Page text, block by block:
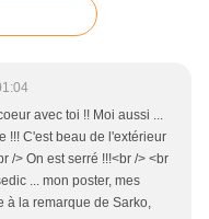
avec toi !! Moi aussi ...
!!! C'est beau de l'extérieur
/> On est serré !!!<br /> <br
... mon poster, mes
à la remarque de Sarko,